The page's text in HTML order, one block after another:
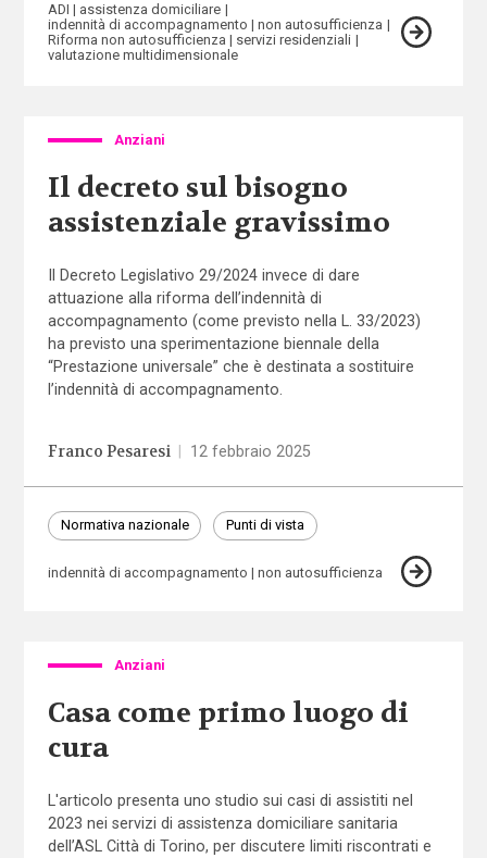
ADI
assistenza domiciliare
indennità di accompagnamento
non autosufficienza
Riforma non autosufficienza
servizi residenziali
valutazione multidimensionale
Anziani
Il decreto sul bisogno
assistenziale gravissimo
Il Decreto Legislativo 29/2024 invece di dare
attuazione alla riforma dell’indennità di
accompagnamento (come previsto nella L. 33/2023)
ha previsto una sperimentazione biennale della
“Prestazione universale” che è destinata a sostituire
l’indennità di accompagnamento.
Franco Pesaresi | 12 febbraio 2025
Normativa nazionale Punti di vista
indennità di accompagnamento non autosufficienza
Anziani
Casa come primo luogo di
cura
L'articolo presenta uno studio sui casi di assistiti nel
2023 nei servizi di assistenza domiciliare sanitaria
dell’ASL Città di Torino, per discutere limiti riscontrati e